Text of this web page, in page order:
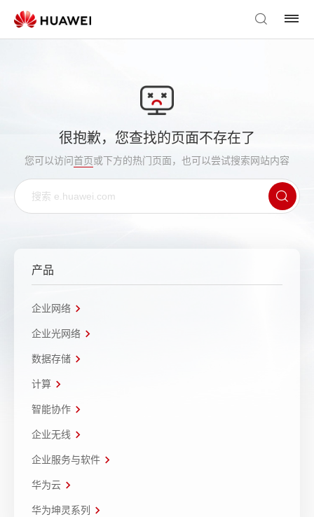
很抱歉，您查找的页面不存在了
您可以访问首页或下方的热门页面，也可以尝试搜索网站内容
产品
企业网络
企业光网络
数据存储
计算
智能协作
企业无线
企业服务与软件
华为云
华为坤灵系列